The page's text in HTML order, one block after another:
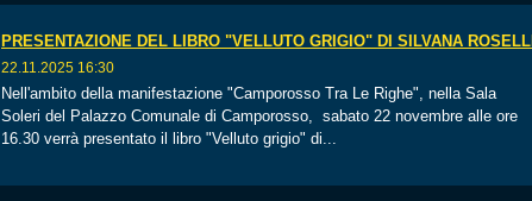
PRESENTAZIONE DEL LIBRO "VELLUTO GRIGIO" DI SILVANA ROSELLI
22.11.2025 16:30
Nell'ambito della manifestazione "Camporosso Tra Le Righe", nella Sala
Soleri del Palazzo Comunale di Camporosso, sabato 22 novembre alle ore
16.30 verrà presentato il libro "Velluto grigio" di...